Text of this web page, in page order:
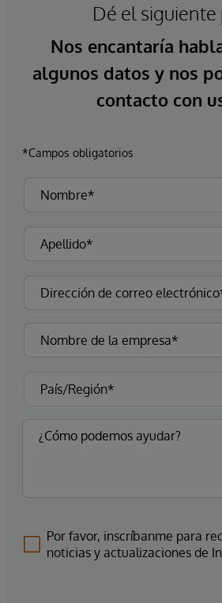
Dé el siguiente
Nos encantaría
algunos datos y nos
contacto con
*Campos obligatorios
Por favor, inscríbanme para
noticias y actualizaciones de